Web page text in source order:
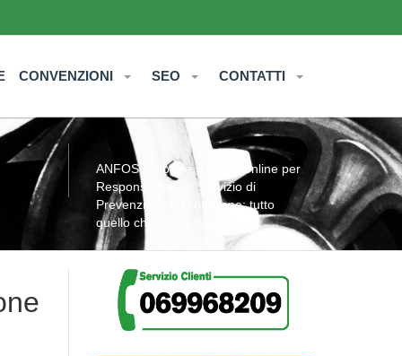
CONVENZIONI SEO CONTATTI
ANFOS» Notizie» Corso online per
Responsabile del Servizio di
Prevenzione e Protezione: tutto
quello che c’è da sapere